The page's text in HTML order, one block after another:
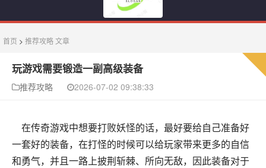
首页 > 推荐攻略文章
玩游戏需要锻造一副高级装备
推荐攻略 2026-07-02 09:38:33
在传奇游戏中想要打败妖怪的话，最好要给自己准备好
一套好的装备，在打怪的时候可以给玩家带来更多的自信
和勇气，并且一路上披荆斩棘、所向无敌，因此装备对于